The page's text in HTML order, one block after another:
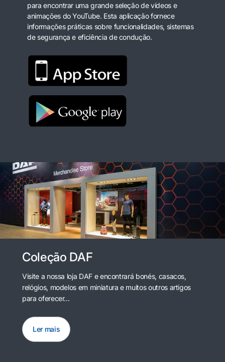
para encontrar uma grande seleção de vídeos e
animações do YouTube. Esta aplicação fornece
informações práticas sobre funcionalidades, sistemas
de segurança e eficiência de condução.
Coleção DAF
Visite a nossa loja DAF e encontrará bonés, casacos,
relógios, modelos em miniatura e muitos outros artigos
para oferecer...
Ler mais